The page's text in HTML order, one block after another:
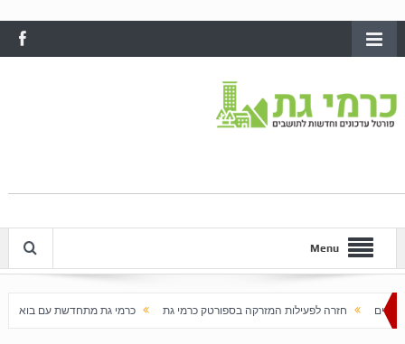
Menu
המזרקה בספורטק כרמי גת כרמי גת מתחדשת עם בוא האביב עלייה חדה במחירי